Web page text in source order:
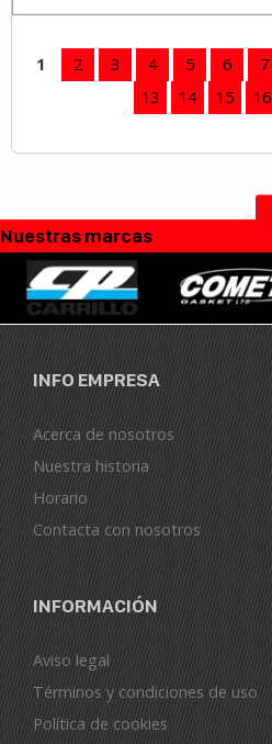
1 2 3 4 5 6 7
13
14 15 16
Nuestras marcas
INFO EMPRESA
Acerca de nosotros
Nuestra historia
Horario
Contacta con nosotros
INFORMACIÓN
Aviso legal
Términos y condiciones de uso
Política de cookies